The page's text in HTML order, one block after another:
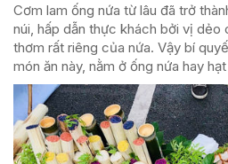
Cơm lam ống nứa từ lâu đã trở
núi, hấp dẫn thực khách bởi vị dẻo
thơm rất riêng của nứa. Vậy bí
món ăn này, nằm ở ống nứa hay